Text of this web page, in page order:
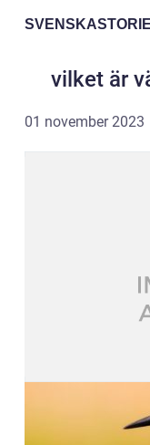
vilket är
01 november 2023